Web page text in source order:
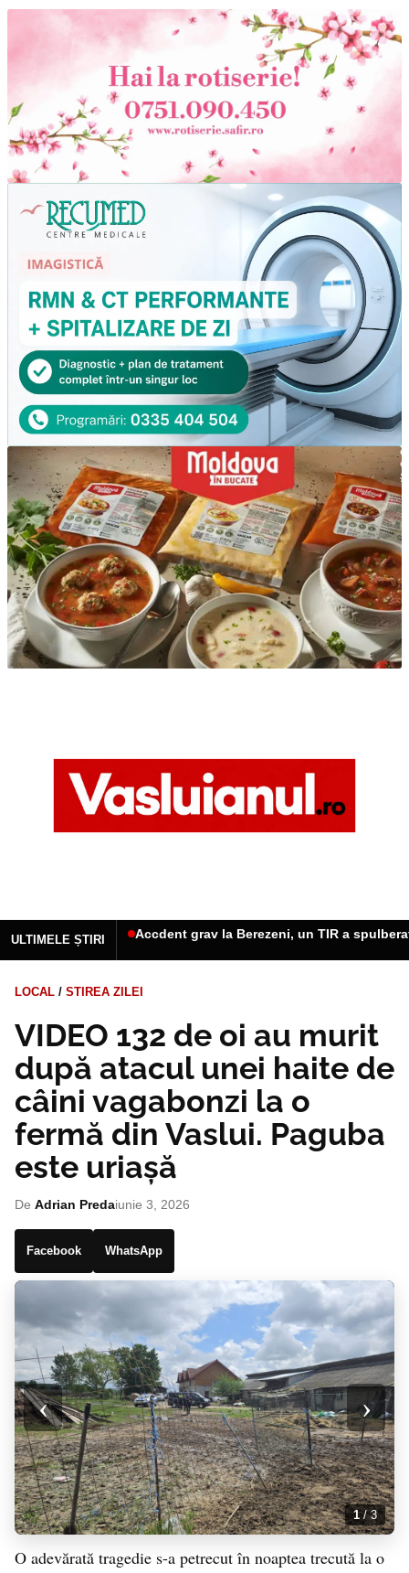
ULTIMELE ȘTIRI Accdent grav la Berezeni, un TIR a
LOCAL / STIREA ZILEI
VIDEO 132 de oi au murit
după atacul unei haite de
câini vagabonzi la o
fermă din Vaslui. Paguba
este uriașă
De Adrian Predaiunie 3, 2026
Facebook WhatsApp
‹ ›
1/ 3
O adevărată tragedie s-a petrecut în noaptea trecută la o